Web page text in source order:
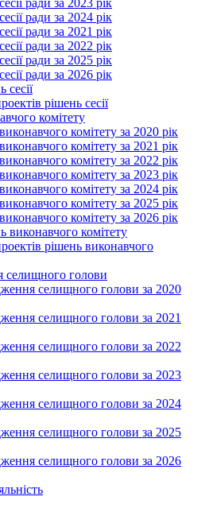
ради за 2023 рік
ради за 2024 рік
ради за 2021 рік
ради за 2022 рік
ради за 2025 рік
ради за 2026 рік
сесії
рішень сесії
комітету
комітету за 2020 рік
комітету за 2021 рік
комітету за 2022 рік
комітету за 2023 рік
комітету за 2024 рік
комітету за 2025 рік
комітету за 2026 рік
виконавчого комітету
рішень виконавчого
селищного голови
селищного голови за 2020
селищного голови за 2021
селищного голови за 2022
селищного голови за 2023
селищного голови за 2024
селищного голови за 2025
селищного голови за 2026